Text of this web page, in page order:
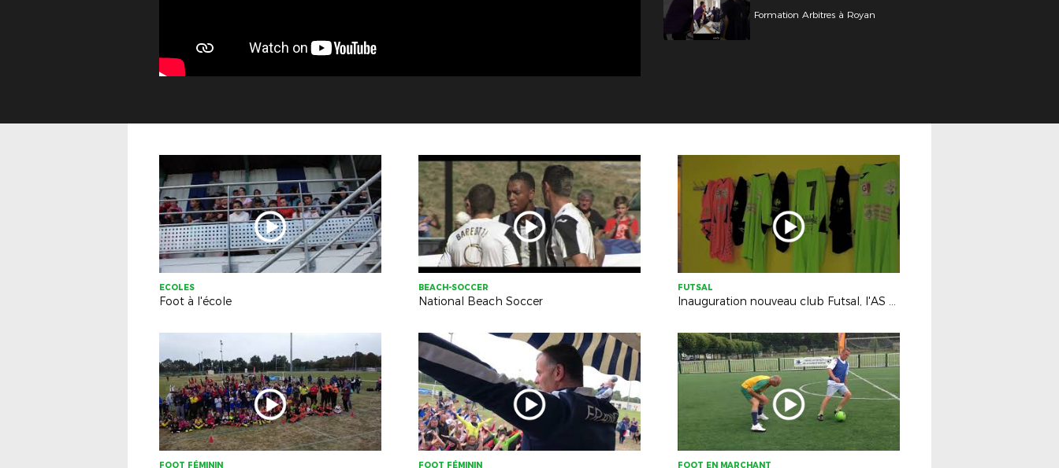
Formation Arbitres à Royan
ECOLES
Foot à l'école
BEACH-SOCCER
National Beach Soccer
FUTSAL
Inauguration nouveau club Futsal, l'AS Futsal des 2 Chtes
FOOT FÉMININ FOOT FÉMININ FOOT EN MARCHANT